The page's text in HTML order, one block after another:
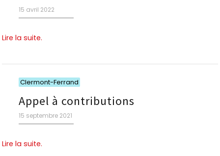
Publié
le
15 avril 2022
Lire la suite.
Clermont-Ferrand
Appel à contributions
Publié
le
15 septembre 2021
Lire la suite.